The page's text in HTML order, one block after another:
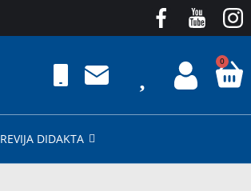
0
REVIJA DIDAKTA